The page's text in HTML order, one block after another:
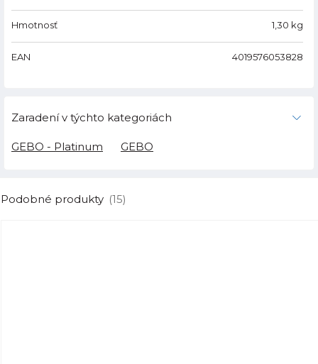
Hmotnosť 1,30 kg
EAN 4019576053828
Zaradení v týchto kategoriách
GEBO - Platinum GEBO
Podobné produkty (15)